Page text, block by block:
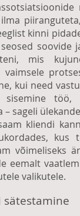
kinni
soovide
mis
kui need
töö,
sageli
kliendi
kus
võimeliseks
eemalt
valikutele.
sätestamine